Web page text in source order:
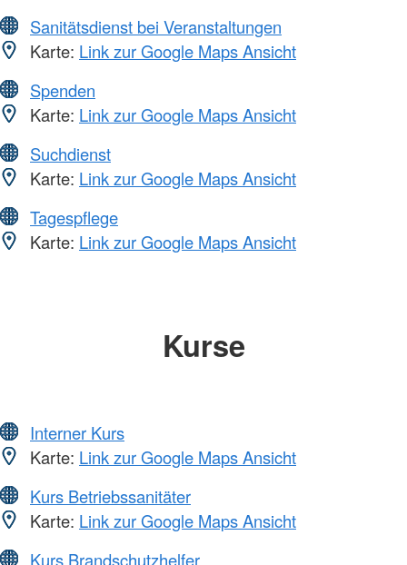
Sanitätsdienst bei Veranstaltungen
Karte: Link zur Google Maps Ansicht
Spenden
Karte: Link zur Google Maps Ansicht
Suchdienst
Karte: Link zur Google Maps Ansicht
Tagespflege
Karte: Link zur Google Maps Ansicht
Kurse
Interner Kurs
Karte: Link zur Google Maps Ansicht
Kurs Betriebssanitäter
Karte: Link zur Google Maps Ansicht
Kurs Brandschutzhelfer